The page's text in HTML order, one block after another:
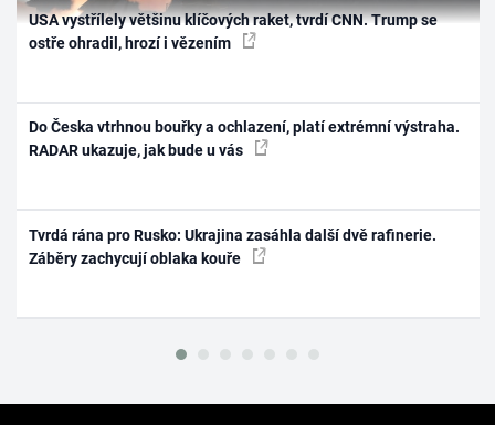
USA vystřílely většinu klíčových raket, tvrdí CNN. Trump se
ostře ohradil, hrozí i vězením
Do Česka vtrhnou bouřky a ochlazení, platí extrémní výstraha.
RADAR ukazuje, jak bude u vás
Tvrdá rána pro Rusko: Ukrajina zasáhla další dvě rafinerie.
Záběry zachycují oblaka kouře